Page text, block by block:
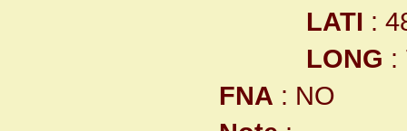
LATI :
LONG :
FNA : NO